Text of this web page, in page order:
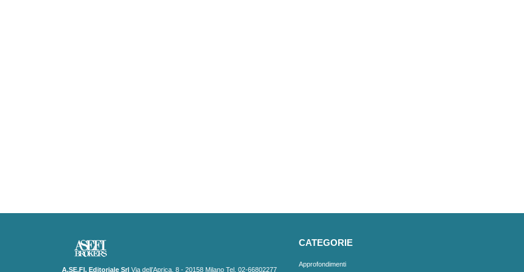
A.SE.FI. Editoriale Srl Via dell’Aprica, 8 - 20158 Milano Tel. 02-66802277
CATEGORIE
Approfondimenti